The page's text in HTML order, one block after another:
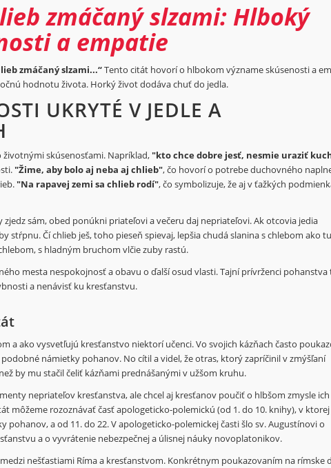
zmáčaný slzami: Hlboký
a empatie
zmáčaný slzami...“Tento citát hovorí o hlbokom význame skúsenosti a
hodnotu života. Horký život dodáva chuť do jedla.
UKRYTÉ V JEDLE A
skúsenosťami. Napríklad,"kto chce dobre jesť, nesmie uraziť
"Žime, aby bolo aj neba aj chlieb", čo hovorí o potrebe duchovného
"Na rapavej zemi sa chlieb rodí", čo symbolizuje, že aj v ťažkých
zjedz sám, obed ponúkni priateľovi a večeru daj nepriateľovi. Ak otcovia jedia
stŕpnu. Čí chlieb ješ, toho pieseň spievaj, lepšia chudá slanina s chlebom ako
s hladným bruchom vlčie zuby rastú.
mesta nespokojnosť a obavu o ďalší osud vlasti. Tajní prívrženci pohanstva
a nenávisť ku kresťanstvu.
a ako vysvetľujú kresťanstvo niektorí učenci. Vo svojich kázňach často
námietky pohanov. No cítil a videl, že otras, ktorý zapríčinil v zmýšľaní
by mu stačil čeliť kázňami prednášanými v užšom kruhu.
nepriateľov kresťanstva, ale chcel aj kresťanov poučiť o hlbšom zmysle ich
môžeme rozoznávať časť apologeticko-polemickú (od 1. do 10. knihy), v
pohanov, a od 11. do 22. V apologeticko-polemickej časti šlo sv. Augustínovi o
a o vyvrátenie nebezpečnej a úlisnej náuky novoplatonikov.
nešťastiami Ríma a kresťanstvom. Konkrétnym poukazovaním na rímske